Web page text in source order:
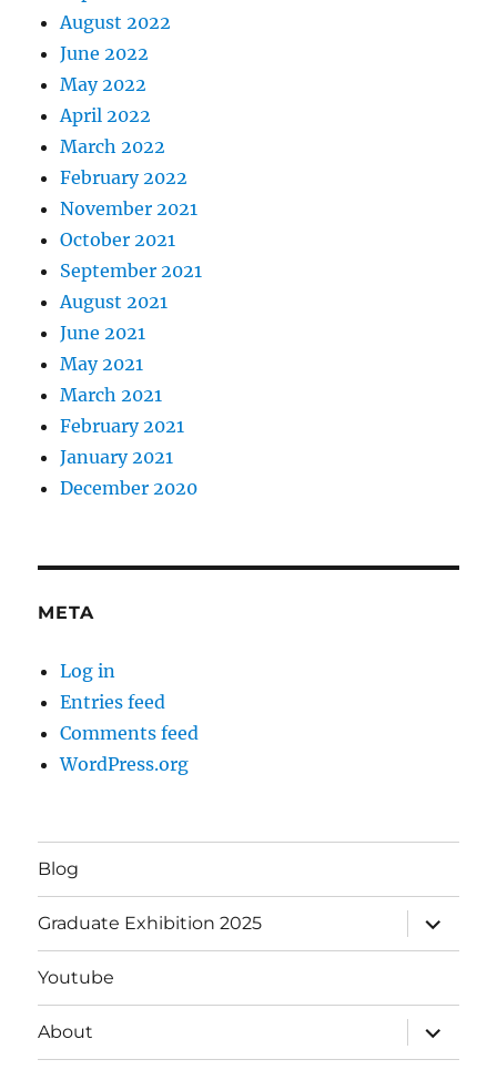
August 2022
June 2022
May 2022
April 2022
March 2022
February 2022
November 2021
October 2021
September 2021
August 2021
June 2021
May 2021
March 2021
February 2021
January 2021
December 2020
META
Log in
Entries feed
Comments feed
WordPress.org
Blog
Graduate Exhibition 2025
expand
child
menu
Youtube
About
expand
child
menu